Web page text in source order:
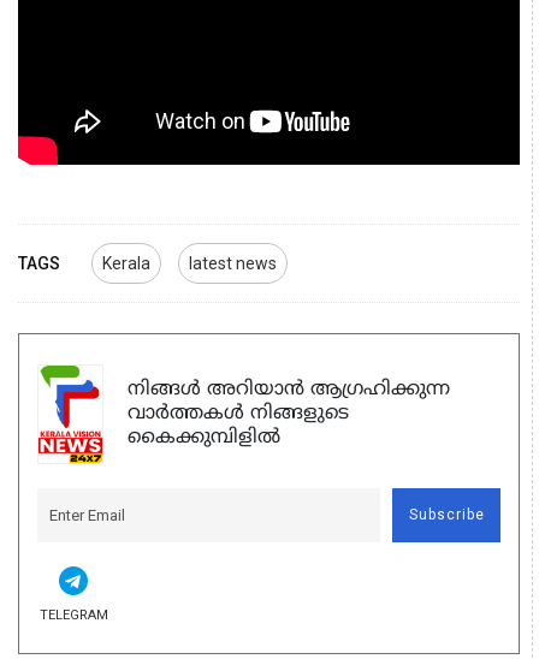
TAGS Kerala latest news
നിങ്ങൾ അറിയാൻ ആഗ്രഹിക്കുന്ന
വാർത്തകൾ നിങ്ങളുടെ
കൈക്കുമ്പിളിൽ
Subscribe
TELEGRAM